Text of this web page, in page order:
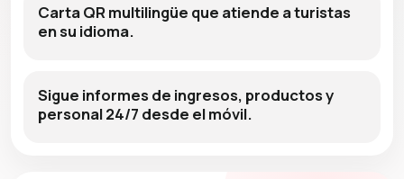
Carta QR multilingüe que atiende a turistas
en su idioma.
Sigue informes de ingresos, productos y
personal 24/7 desde el móvil.